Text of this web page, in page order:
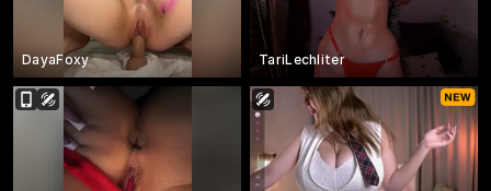
DayaFoxy TariLechliter